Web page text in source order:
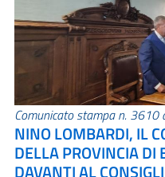
Comunicato stampa n.
NINO LOMBARDI, IL
DELLA PROVINCIA DI
DAVANTI AL